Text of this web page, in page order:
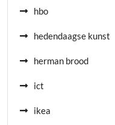
hbo
hedendaagse kunst
herman brood
ict
ikea